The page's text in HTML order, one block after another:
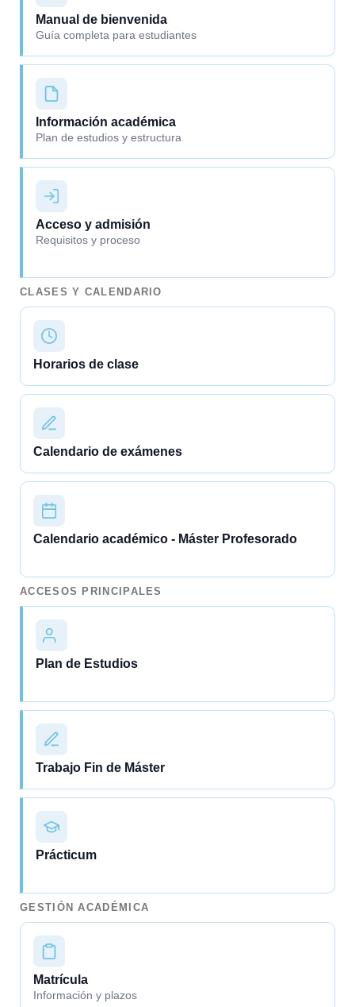
Manual de bienvenida
Guía completa para estudiantes
Información académica
Plan de estudios y estructura
Acceso y admisión
Requisitos y proceso
CLASES Y CALENDARIO
Horarios de clase
Calendario de exámenes
Calendario académico - Máster Profesorado
ACCESOS PRINCIPALES
Plan de Estudios
Trabajo Fin de Máster
Prácticum
GESTIÓN ACADÉMICA
Matrícula
Información y plazos